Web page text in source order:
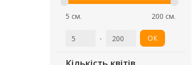
5 см. 200 см.
- ОК